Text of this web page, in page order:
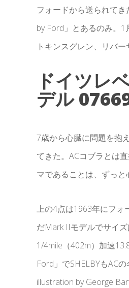
フォードから送られて
by Ford」とあるのみ。
トキンスグレン、リバ
ドイツレ
デル
7歳から心臓に問題を抱
てきた。ACコブラとは
マであることは、ずっと
上の4点は1963年にフォ
だMark IIモデルでサイ
1/4mile（402m）加速
Ford」でSHELBYもAC
illustration by George